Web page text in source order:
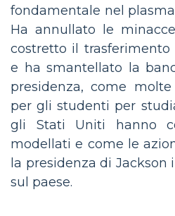
fondamentale nel
Ha annullato le
costretto il
e ha smantellato la
presidenza, come
per gli studenti per
gli Stati Uniti hanno
modellati e come le
la presidenza di Jackson
sul paese.